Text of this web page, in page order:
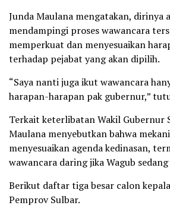
Junda Maulana mengatakan, dirinya
mendampingi proses wawancara
memperkuat dan menyesuaikan
terhadap pejabat yang akan dipilih.
“Saya nanti juga ikut wawancara
harapan-harapan pak gubernur,”
Terkait keterlibatan Wakil Gubernur
Maulana menyebutkan bahwa
menyesuaikan agenda kedinasan,
wawancara daring jika Wagub
Berikut daftar tiga besar calon
Pemprov Sulbar.